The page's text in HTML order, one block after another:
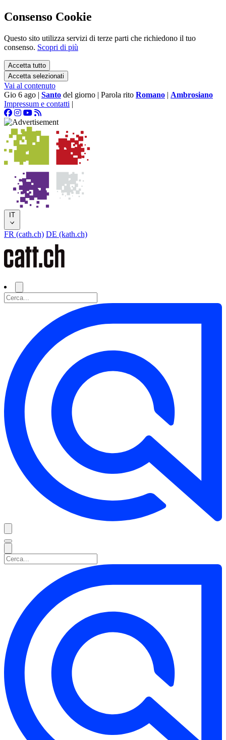
Consenso Cookie
Questo sito utilizza servizi di terze parti che richiedono il tuo
consenso. Scopri di più
Accetta tutto
Accetta selezionati
Vai al contenuto
Gio 6 ago | Santo del giorno | Parola rito Romano | Ambrosiano
Impressum e contatti |
IT
FR (cath.ch) DE (kath.ch)